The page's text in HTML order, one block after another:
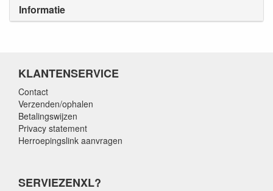
Informatie
KLANTENSERVICE
Contact
Verzenden/ophalen
Betalingswijzen
Privacy statement
Herroepingslink aanvragen
SERVIEZENXL?